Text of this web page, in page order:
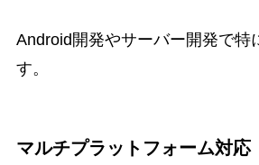
Android開発やサーバー開発で特
す。
マルチプラットフォーム対応